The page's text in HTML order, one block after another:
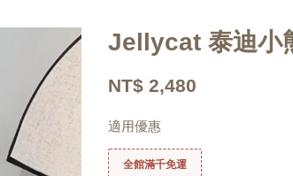
Jellycat 泰迪小
NT$ 2,480
適用優惠
全館滿千免運